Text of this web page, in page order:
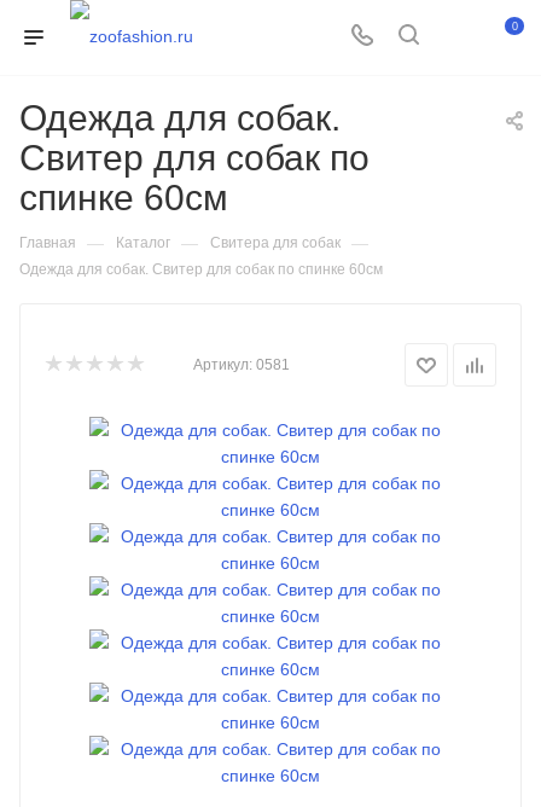
0
Одежда для собак.
Свитер для собак по
спинке 60см
Главная — Каталог — Свитера для собак —
Одежда для собак. Свитер для собак по спинке 60см
Артикул: 0581